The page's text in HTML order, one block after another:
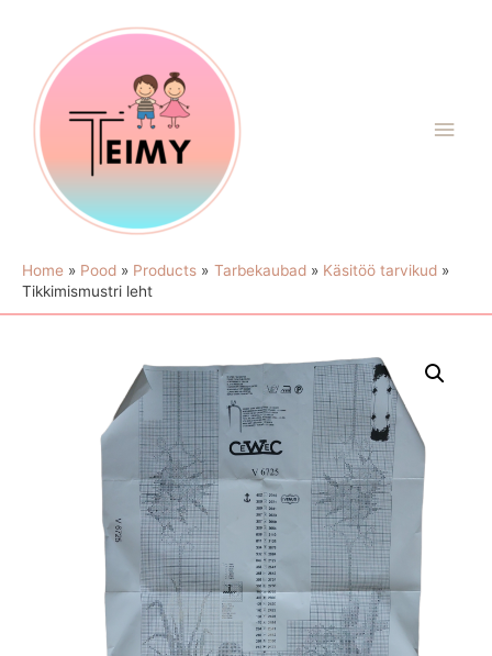
Home Pood Products Tarbekaubad
Käsitöö tarvikud
Tikkimismustri leht